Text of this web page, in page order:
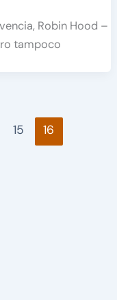
Robin Hood –
tampoco
15 16